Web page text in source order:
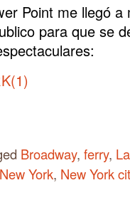
Point me llegó
para que se
Broadway, ferry,
New York, New York